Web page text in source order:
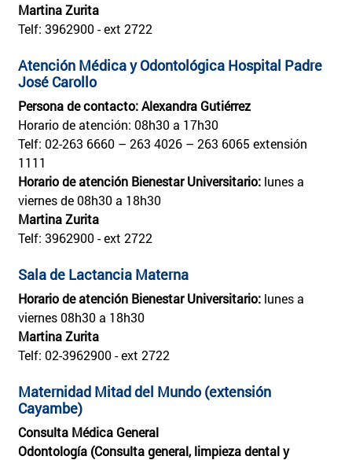
Martina Zurita
Telf: 3962900 - ext 2722
Atención Médica y Odontológica Hospital Padre
José Carollo
Persona de contacto: Alexandra Gutiérrez
Horario de atención: 08h30 a 17h30
Telf: 02-263 6660 – 263 4026 – 263 6065 extensión
1111
Horario de atención Bienestar Universitario:lunes a
viernes de 08h30 a 18h30
Martina Zurita
Telf: 3962900 - ext 2722
Sala de Lactancia Materna
Horario de atención Bienestar Universitario:lunes a
viernes 08h30 a 18h30
Martina Zurita
Telf: 02-3962900 - ext 2722
Maternidad Mitad del Mundo (extensión
Cayambe)
Consulta Médica General
Odontología (Consulta general, limpieza dental y